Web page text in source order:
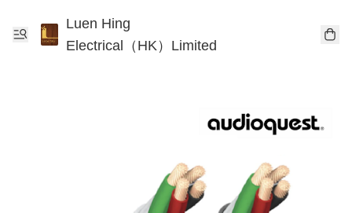
Luen Hing
Electrical（HK）Limited